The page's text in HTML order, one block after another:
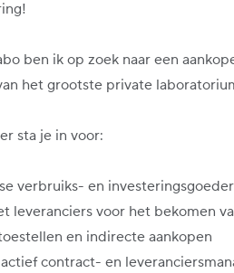
ben ik op zoek naar een
het grootste private
sta je in voor:
verbruiks- en
leveranciers voor het bekomen
en indirecte aankopen
contract- en